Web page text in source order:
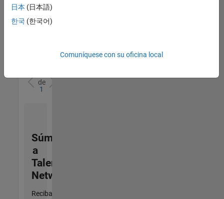
Manager
Torrance
Experimentado
de
1
Súmese
a
Talent
Network
Reciba
日本 (日本語)
한국 (한국어)
Comuníquese con su oficina local